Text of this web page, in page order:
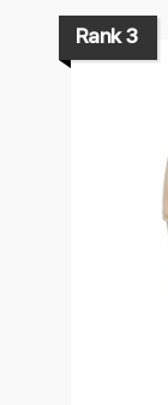
Rank 3